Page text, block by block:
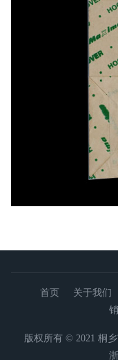
首页 关于我们
版权所有 © 2021 桐